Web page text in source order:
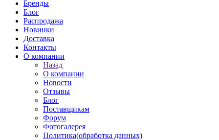
Бренды
Блог
Распродажа
Новинки
Доставка
Контакты
О компании
Назад
О компании
Новости
Отзывы
Блог
Поставщикам
Форум
Фотогалерея
Политика(обработка данных)